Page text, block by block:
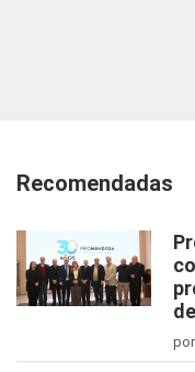
Recomendadas